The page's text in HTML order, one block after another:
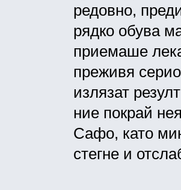
редовно,
рядко обува
приемаше
преживя
излязат
ние покрай
Сафо, като
стегне и